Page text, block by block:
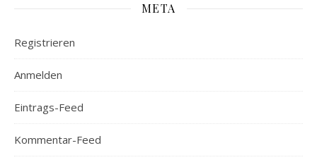
META
Registrieren
Anmelden
Eintrags-Feed
Kommentar-Feed